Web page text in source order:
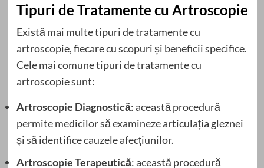
Tipuri de Tratamente cu Artroscopie
Există mai multe tipuri de tratamente cu
artroscopie, fiecare cu scopuri și beneficii specifice.
Cele mai comune tipuri de tratamente cu
artroscopie sunt:
Artroscopie Diagnostică: această procedură
permite medicilor să examineze articulația gleznei
și să identifice cauzele afecțiunilor.
Artroscopie Terapeutică: această procedură